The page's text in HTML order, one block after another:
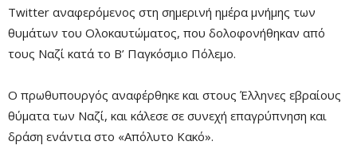
Twitter αναφερόμενος στη σημερινή ημέρα μνήμης των
θυμάτων του Ολοκαυτώματος, που δολοφονήθηκαν από
τους Ναζί κατά το Β’ Παγκόσμιο Πόλεμο.
Ο πρωθυπουργός αναφέρθηκε και στους Έλληνες εβραίους
θύματα των Ναζί, και κάλεσε σε συνεχή επαγρύπνηση και
δράση ενάντια στο «Απόλυτο Κακό».